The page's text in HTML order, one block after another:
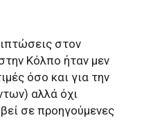
στον
Κόλπο ήταν μεν
όσο και για την
αλλά όχι
σε προηγούμενες